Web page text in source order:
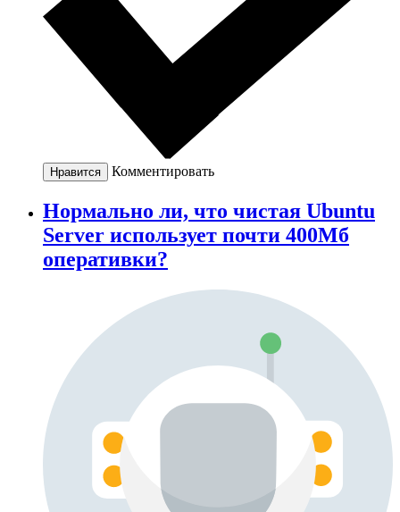
Нравится Комментировать
Нормально ли, что чистая Ubuntu
Server использует почти 400Мб
оперативки?